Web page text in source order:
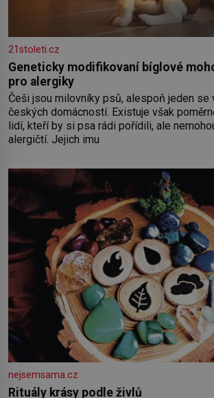
21stoleti.cz
Geneticky modifikovaní bíglové
pro alergiky
Češi jsou milovníky psů, alespoň jeden se
českých domácností. Existuje však
lidí, kteří by si psa rádi pořídili, ale
alergičtí. Jejich imu
nejsemsama.cz
Rituály krásy podle živlů